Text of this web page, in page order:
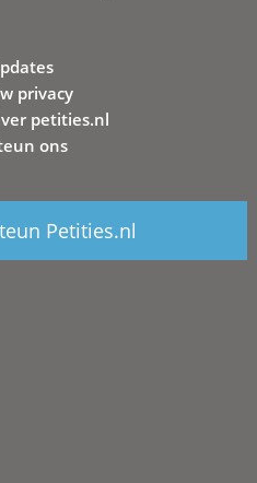
privacy
petities.nl
ons
Petities.nl